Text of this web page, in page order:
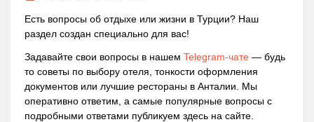
Есть вопросы об отдыхе или жизни в Турции? Наш
раздел создан специально для вас!
Задавайте свои вопросы в нашем Telegram-чате — будь
то советы по выбору отеля, тонкости оформления
документов или лучшие рестораны в Анталии. Мы
оперативно ответим, а самые популярные вопросы с
подробными ответами публикуем здесь на сайте.